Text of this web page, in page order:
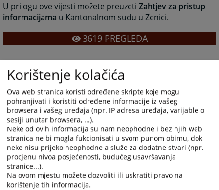
U prilogu ove vijesti možete preuzetiZahtjev za pristup
informacijama u Kantonalnom sudu u Zenici.
3619PREGLEDA
Prateći dokumenti
Zahtjev za pristup informacijama
Korištenje kolačića
Ova web stranica koristi određene skripte koje mogu
pohranjivati i koristiti određene informacije iz vašeg
browsera i vašeg uređaja (npr. IP adresa uređaja, varijable o
sesiji unutar browsera, ...).
Neke od ovih informacija su nam neophodne i bez njih web
stranica ne bi mogla fukcionisati u svom punom obimu, dok
neke nisu prijeko neophodne a služe za dodatne stvari (npr.
procjenu nivoa posjećenosti, budućeg usavršavanja
stranice...).
Na ovom mjestu možete dozvoliti ili uskratiti pravo na
korištenje tih informacija.